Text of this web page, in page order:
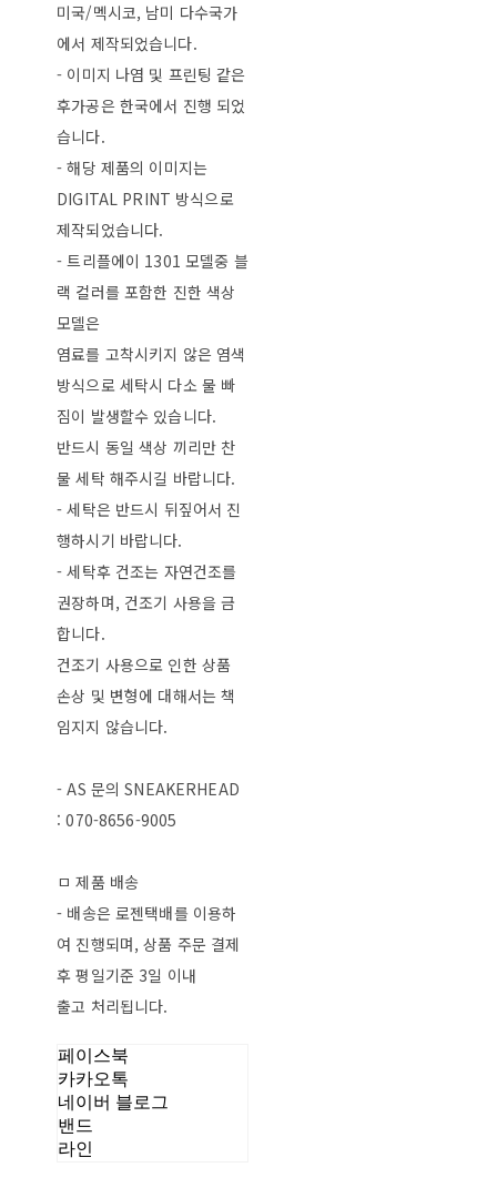
미국/멕시코, 남미 다수국가
에서 제작되었습니다.
- 이미지 나염 및 프린팅 같은
후가공은 한국에서 진행 되었
습니다.
- 해당 제품의 이미지는
DIGITAL PRINT 방식으로
제작되었습니다.
- 트리플에이 1301 모델중 블
랙 컬러를 포함한 진한 색상
모델은
염료를 고착시키지 않은 염색
방식으로 세탁시 다소 물 빠
짐이 발생할수 있습니다.
반드시 동일 색상 끼리만 찬
물 세탁 해주시길 바랍니다.
- 세탁은 반드시 뒤짚어서 진
행하시기 바랍니다.
- 세탁후 건조는 자연건조를
권장하며, 건조기 사용을 금
합니다.
건조기 사용으로 인한 상품
손상 및 변형에 대해서는 책
임지지 않습니다.
- AS 문의 SNEAKERHEAD
: 070-8656-9005
ㅁ 제품 배송
- 배송은 로젠택배를 이용하
여 진행되며, 상품 주문 결제
후 평일기준 3일 이내
출고 처리됩니다.
페이스북
카카오톡
네이버 블로그
밴드
라인